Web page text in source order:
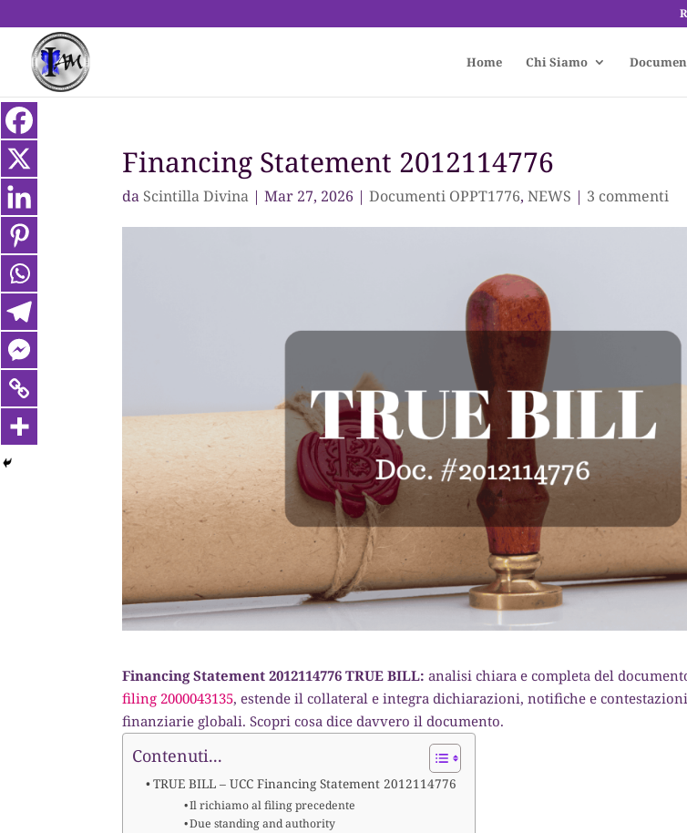
Home Chi Siamo
Financing Statement 2012114776
da Scintilla Divina |Mar 27, 2026 |Documenti OPPT1776,NEWS | 3 commenti
Financing Statement 2012114776 TRUE BILL: analisi chiara e completa del
filing 2000043135, estende il collateral e integra dichiarazioni, notifiche e
finanziarie globali. Scopri cosa dice davvero il documento.
Contenuti...
TRUE BILL – UCC Financing Statement 2012114776
Il richiamo al filing precedente
Due standing and authority